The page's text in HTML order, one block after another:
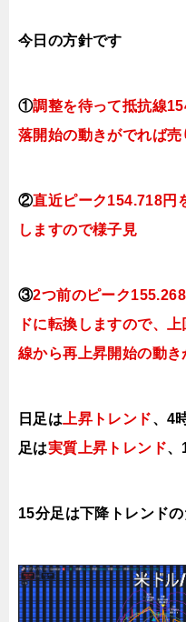
今日 の方針です
①調整を待って抵抗線
落開始の動きがでれば売
②直近ピーク154.718円
しますので様子見
③2つ前のピーク
ドに転換しますので、
線から再上昇開始の動き
日足は上昇トレンド、4
足は実質上昇トレンド、
15分足は下降トレンドの